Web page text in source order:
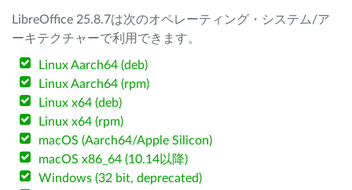
LibreOffice 25.8.7は次のオペレーティング・システム/ア
ーキテクチャーで利用できます。
Linux Aarch64 (deb)
Linux Aarch64 (rpm)
Linux x64 (deb)
Linux x64 (rpm)
macOS (Aarch64/Apple Silicon)
macOS x86_64 (10.14以降)
Windows (32 bit, deprecated)